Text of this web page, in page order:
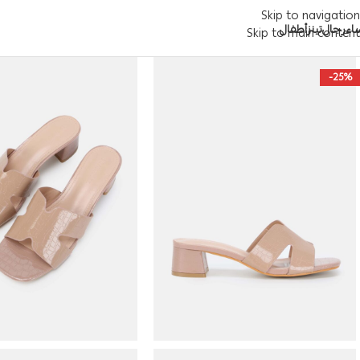
Skip to navigation
Skip to main content
رجالتينزأطفال
-25%